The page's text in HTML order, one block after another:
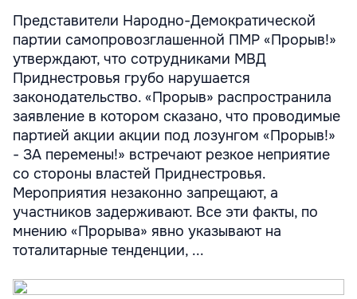
Представители Народно-Демократической
партии самопровозглашенной ПМР «Прорыв!»
утверждают, что сотрудниками МВД
Приднестровья грубо нарушается
законодательство. «Прорыв» распространила
заявление в котором сказано, что проводимые
партией акции акции под лозунгом «Прорыв!»
- ЗА перемены!» встречают резкое неприятие
со стороны властей Приднестровья.
Мероприятия незаконно запрещают, а
участников задерживают. Все эти факты, по
мнению «Прорыва» явно указывают на
тоталитарные тенденции, ...